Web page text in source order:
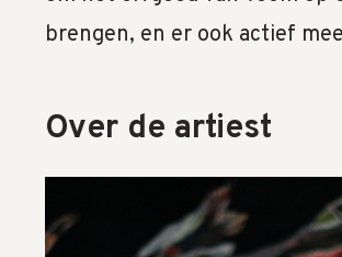
brengen, en er ook actief
Over de artiest